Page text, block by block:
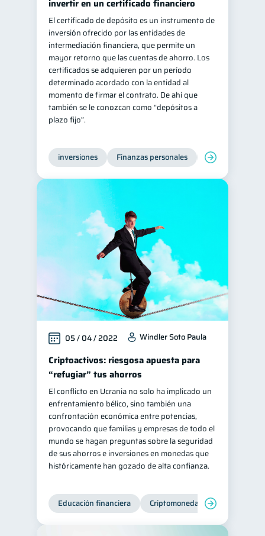
invertir en un certificado financiero
El certificado de depósito es un instrumento de
inversión ofrecido por las entidades de
intermediación financiera, que permite un
mayor retorno que las cuentas de ahorro. Los
certificados se adquieren por un período
determinado acordado con la entidad al
momento de firmar el contrato. De ahí que
también se le conozcan como “depósitos a
plazo fijo”.
inversiones Finanzas personales Educación
05 / 04 / 2022 Windler Soto Paula
Criptoactivos: riesgosa apuesta para
“refugiar” tus ahorros
El conflicto en Ucrania no solo ha implicado un
enfrentamiento bélico, sino también una
confrontación económica entre potencias,
provocando que familias y empresas de todo el
mundo se hagan preguntas sobre la seguridad
de sus ahorros e inversiones en monedas que
históricamente han gozado de alta confianza.
Educación financiera Criptomonedas